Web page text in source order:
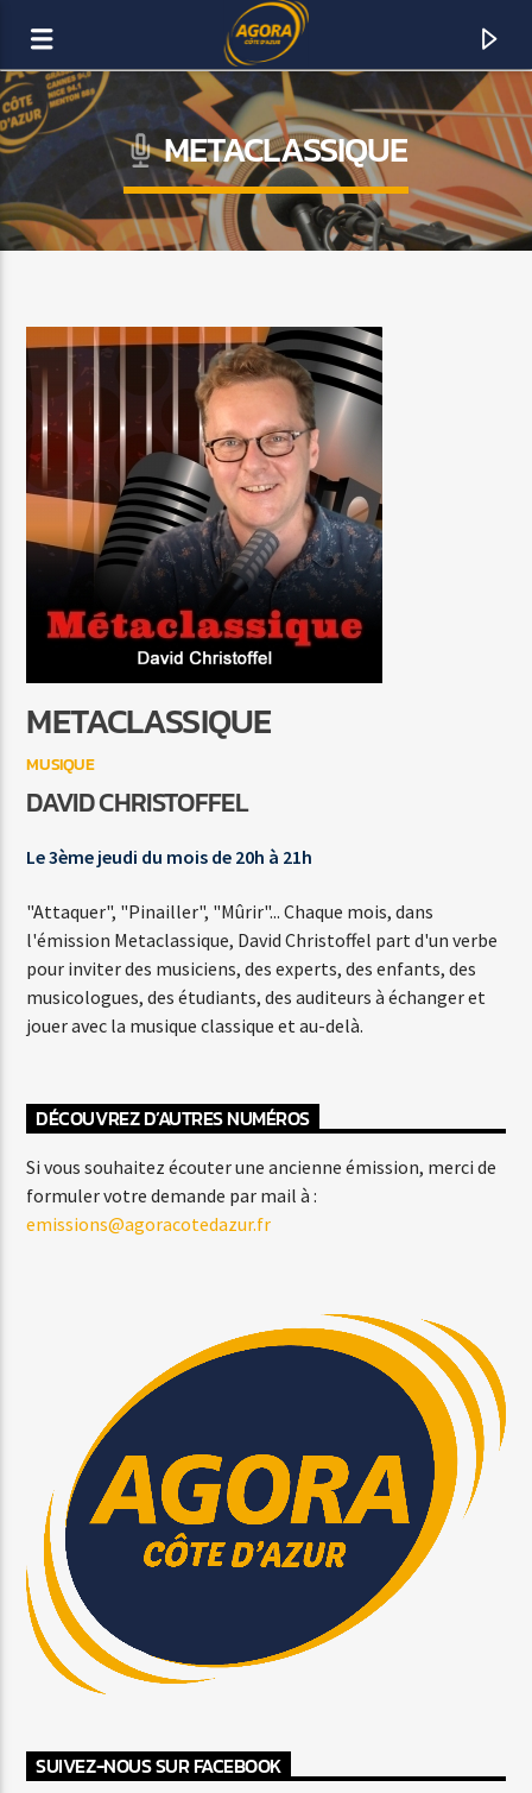
AGORA CÔTE D’AZUR
DAB+
ACTUELLEMENT SUR AGORA FM
JE TE DONNE
JEAN-JACQUES GOLDMAN / MICHAEL JONES
Agora Côte d’Azur
METACLASSIQUE
METACLASSIQUE
MUSIQUE
DAVID CHRISTOFFEL
Le 3ème jeudi du mois de 20h à 21h
"Attaquer", "Pinailler", "Mûrir"... Chaque mois, dans
l'émission Metaclassique, David Christoffel part d'un verbe
pour inviter des musiciens, des experts, des enfants, des
musicologues, des étudiants, des auditeurs à échanger et
jouer avec la musique classique et au-delà.
DÉCOUVREZ D’AUTRES NUMÉROS
Si vous souhaitez écouter une ancienne émission, merci de
formuler votre demande par mail à :
emissions@agoracotedazur.fr
SUIVEZ-NOUS SUR FACEBOOK